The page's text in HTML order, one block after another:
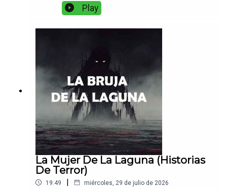
campos, a la sierra, a escuchar sobre una
misteriosa criatura que acecha en las noches...
Play
La Mujer De La Laguna (Historias
De Terror)
19:49 | miércoles, 29 de julio de 2026